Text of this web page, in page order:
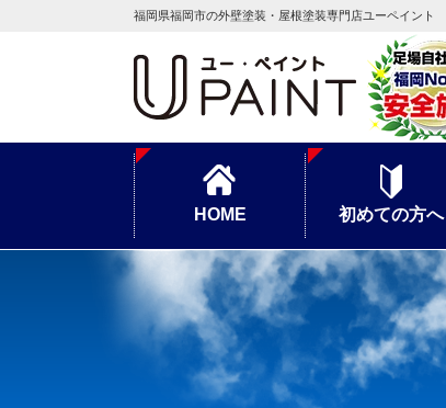
福岡県福岡市の外壁塗装・屋根塗装専門店ユーペイント
HOME 初めての方へ